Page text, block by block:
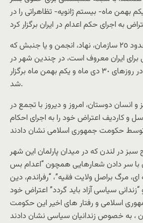
یکم بهمن ماه- بیستم ژانویه- تظاهراتی را در
این تظاهرات از سوی حدود ٢٥ سازمان، نهاد، انجمن و یا جنبش که
ایران معروف است، در چندین شهر در
اروپا، آمریکا و کانادا در روزهای ٣٠ دی ماه و یکم بهمن ماه برگزار
شد.
دوستان، امروز و دیروز با تجمع در
و کاردیف اعتراض خود را به اجرای احکام
در لندن که در میدان پارلمان این شهر
با سر دادن شعارهایی همچون “اعدام بس
مرگ براصل ولایت فقیه”، “رفراندم، دین
سیاسی آزاد باید گردد” اعتراض خود
اسلامی و رفتار های اخیر این حکومت